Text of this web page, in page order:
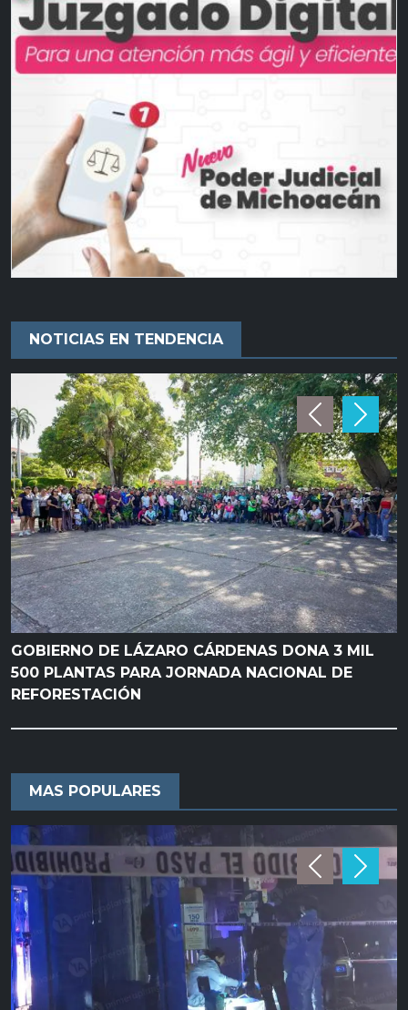
NOTICIAS EN TENDENCIA
GOBIERNO DE LÁZARO CÁRDENAS DONA 3 MIL
500 PLANTAS PARA JORNADA NACIONAL DE
REFORESTACIÓN
PreviousNext
MAS POPULARES
PreviousNext